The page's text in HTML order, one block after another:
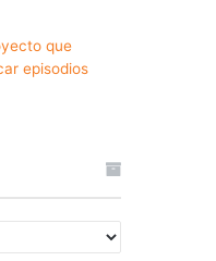
que
episodios